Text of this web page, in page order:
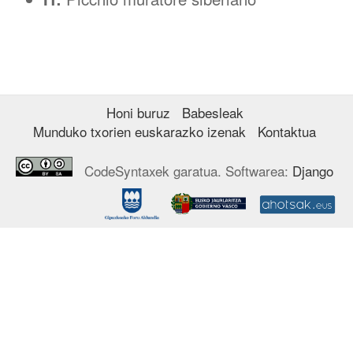
Honi buruz
Babesleak
Munduko txorien euskarazko izenak
Kontaktua
CodeSyntaxek garatua. Softwarea: Django